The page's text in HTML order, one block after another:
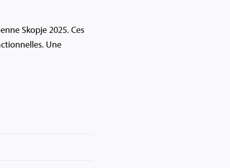
Skopje 2025. Ces
Une